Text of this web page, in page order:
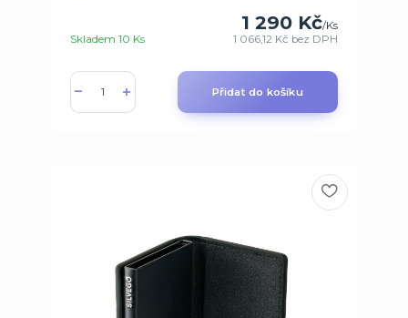
1 290 Kč/Ks
1 066,12 Kč bez DPH
Skladem 10 Ks
Přidat do košíku